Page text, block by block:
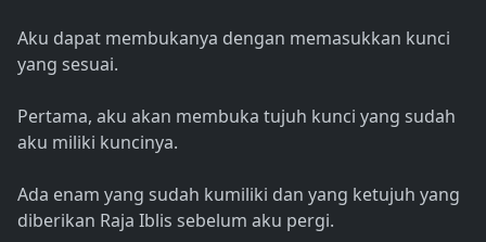
Aku dapat membukanya dengan memasukkan kunci
yang sesuai.
Pertama, aku akan membuka tujuh kunci yang sudah
aku miliki kuncinya.
Ada enam yang sudah kumiliki dan yang ketujuh yang
diberikan Raja Iblis sebelum aku pergi.